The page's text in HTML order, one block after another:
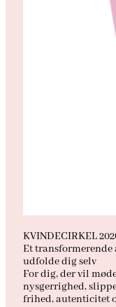
KVINDECIRKEL
Et
udfolde dig selv
For dig, der vil
nysgerrighed,
frihed, autenticitet